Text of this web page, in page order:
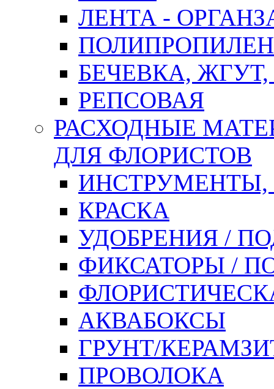
ЛЕНТА -
БЕЧЕВКА,
РЕПСОВАЯ
РАСХОДНЫЕ
ДЛЯ ФЛОРИСТОВ
ИНСТРУМЕНТЫ,
КРАСКА
УДОБРЕНИЯ /
ФИКСАТОРЫ /
АКВАБОКСЫ
ГРУНТ/
ПРОВОЛОКА